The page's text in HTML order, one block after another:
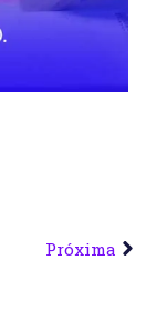
Próxima